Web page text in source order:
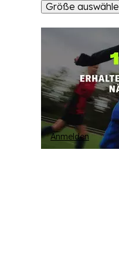
Größe
Anmelden